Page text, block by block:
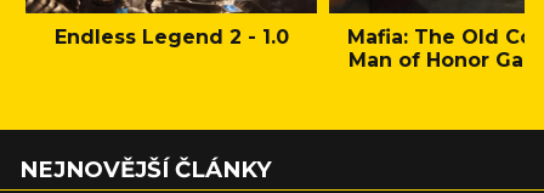
Endless Legend 2 - 1.0
Mafia: The Old
Man of Honor
NEJNOVĚJŠÍ ČLÁNKY